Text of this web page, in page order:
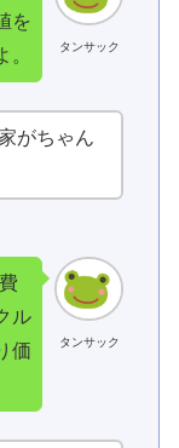
タンサック
を
がちゃん
タンサック
ル
価